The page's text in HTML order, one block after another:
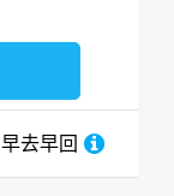
早去早回